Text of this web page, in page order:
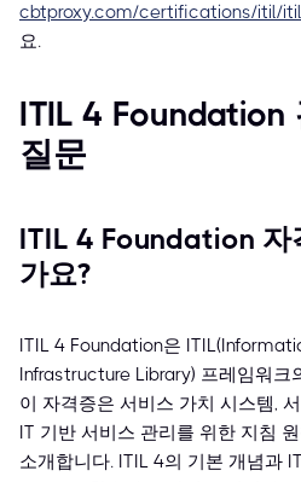
cbtproxy.com/certifications/itil/
요.
ITIL 4 Foundation
질문
ITIL 4 Foundation 자
가요?
ITIL 4 Foundation은
Infrastructure Library) 프레임워크
이 자격증은 서비스 가치 시스템,
IT 기반 서비스 관리를 위한 지침
소개합니다. ITIL 4의 기본 개념과